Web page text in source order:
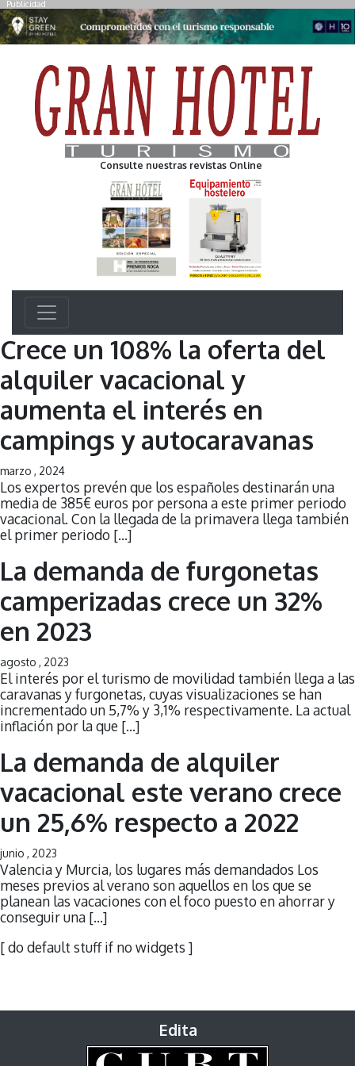
Publicidad
Consulte nuestras revistas Online
Crece un 108% la oferta del
alquiler vacacional y
aumenta el interés en
campings y autocaravanas
marzo , 2024
Los expertos prevén que los españoles destinarán una
media de 385€ euros por persona a este primer periodo
vacacional. Con la llegada de la primavera llega también
el primer periodo […]
La demanda de furgonetas
camperizadas crece un 32%
en 2023
agosto , 2023
El interés por el turismo de movilidad también llega a las
caravanas y furgonetas, cuyas visualizaciones se han
incrementado un 5,7% y 3,1% respectivamente. La actual
inflación por la que […]
La demanda de alquiler
vacacional este verano crece
un 25,6% respecto a 2022
junio , 2023
Valencia y Murcia, los lugares más demandados Los
meses previos al verano son aquellos en los que se
planean las vacaciones con el foco puesto en ahorrar y
conseguir una […]
[ do default stuff if no widgets ]
Edita